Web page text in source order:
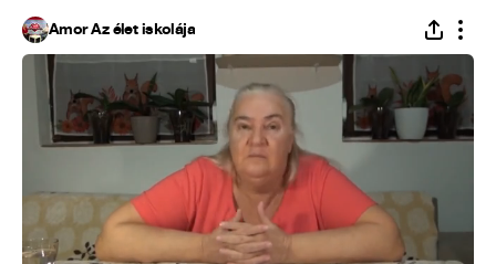
Ámor Az élet iskolája